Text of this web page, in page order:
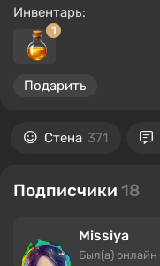
Инвентарь:
1
Подарить
Стена 371
Подписчики 18
Missiya
Был(а) онлайн